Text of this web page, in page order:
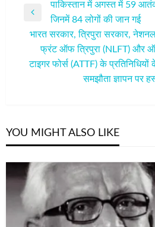
नेविगेशन
Previous
Post
पाकिस्तान में अगस्त में 59
जिनमें 84 लोगों की जान गई
Next
भारत सरकार, त्रिपुरा सरकार,
फ्रंट ऑफ त्रिपुरा (NLFT) और
टाइगर फोर्स (ATTF) के
समझौता ज्ञापन पर
YOU MIGHT ALSO LIKE